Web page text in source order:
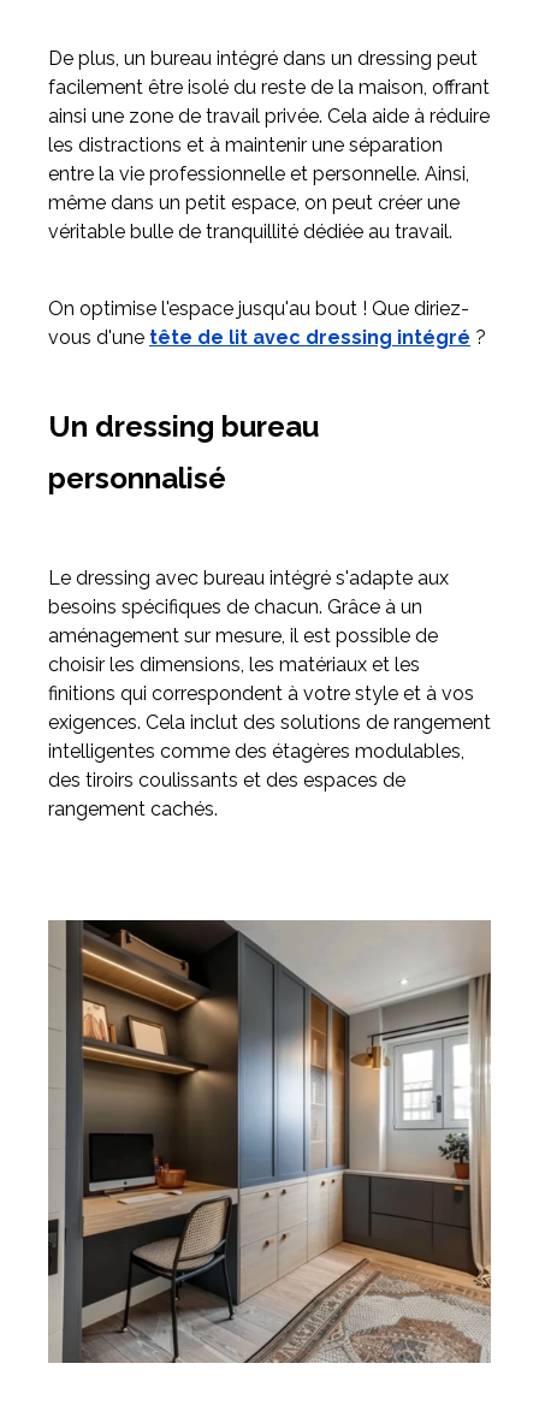
De plus, un bureau intégré dans un dressing peut
facilement être isolé du reste de la maison, offrant
ainsi une zone de travail privée. Cela aide à réduire
les distractions et à maintenir une séparation
entre la vie professionnelle et personnelle. Ainsi,
même dans un petit espace, on peut créer une
véritable bulle de tranquillité dédiée au travail.
On optimise l'espace jusqu'au bout ! Que diriez-
vous d'une tête de lit avec dressing intégré ?
Un dressing bureau
personnalisé
Le dressing avec bureau intégré s'adapte aux
besoins spécifiques de chacun. Grâce à un
aménagement sur mesure, il est possible de
choisir les dimensions, les matériaux et les
finitions qui correspondent à votre style et à vos
exigences. Cela inclut des solutions de rangement
intelligentes comme des étagères modulables,
des tiroirs coulissants et des espaces de
rangement cachés.